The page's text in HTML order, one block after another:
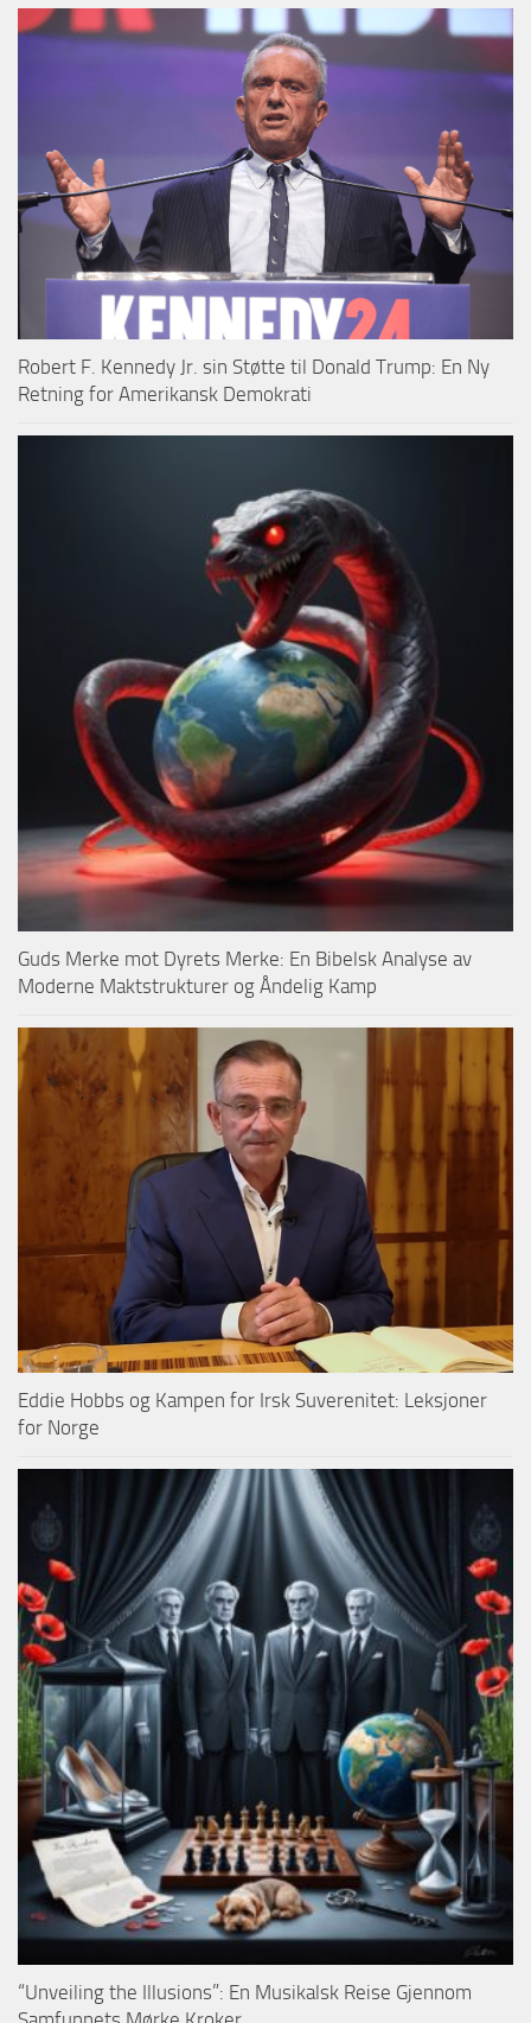
Robert F. Kennedy Jr. sin Støtte til Donald Trump: En Ny
Retning for Amerikansk Demokrati
Guds Merke mot Dyrets Merke: En Bibelsk Analyse av
Moderne Maktstrukturer og Åndelig Kamp
Eddie Hobbs og Kampen for Irsk Suverenitet: Leksjoner
for Norge
“Unveiling the Illusions”: En Musikalsk Reise Gjennom